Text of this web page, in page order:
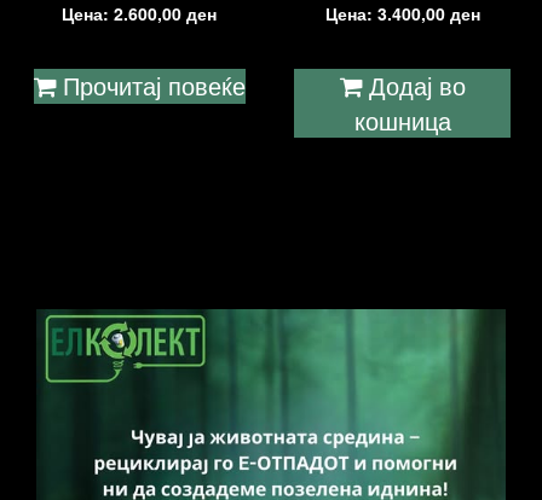
Цена:2.600,00ден
Прочитај повеќе
Цена: 3.400,00 ден
Додај во
кошница